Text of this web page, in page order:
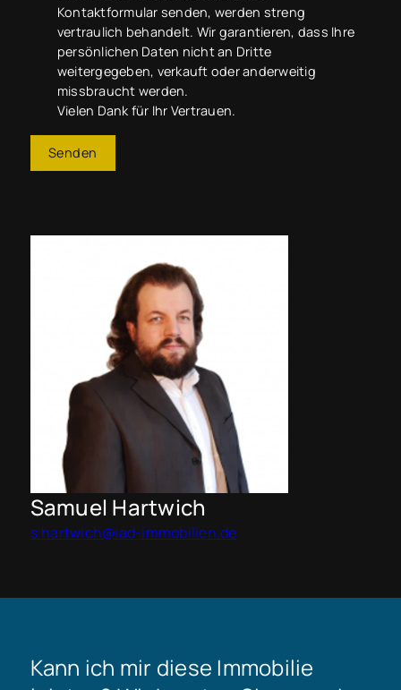
Kontaktformular senden, werden streng
vertraulich behandelt. Wir garantieren, dass Ihre
persönlichen Daten nicht an Dritte
weitergegeben, verkauft oder anderweitig
missbraucht werden.
Vielen Dank für Ihr Vertrauen.
Senden
Samuel Hartwich
s.hartwich@iad-immobilien.de
Kann ich mir diese Immobilie